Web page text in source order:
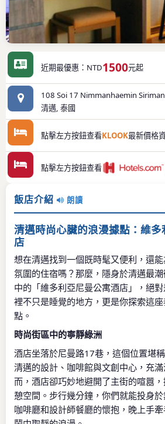
近期最優惠：NTD1500元起
108 Soi 17 Nimmanhaemin
清邁, 泰國
點擊左方按鈕查看KLOOK最新價格
點擊左方按鈕查看
飯店介紹 朗讀
清邁時尚心臟的浪漫據點：維
店
想在清邁找到一個既時髦又便利，還
氛圍的住宿嗎？那麼，隱身於清邁最
中的「維多利亞尼曼公寓酒店」，絕
裡不只是睡覺的地方，更是你探索這
點。
時尚街區中的寧靜綠洲
酒店坐落於尼曼路17巷，這個位置堪
清邁的設計、咖啡館與文創中心，充
而，酒店卻巧妙地避開了主街的喧囂
憩空間。步行幾分鐘，你們就能投身
咖啡廳和設計師餐廳的懷抱，晚上手